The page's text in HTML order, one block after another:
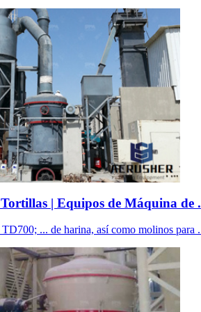
| Equipos de Máquina de .
... de harina, así como molinos